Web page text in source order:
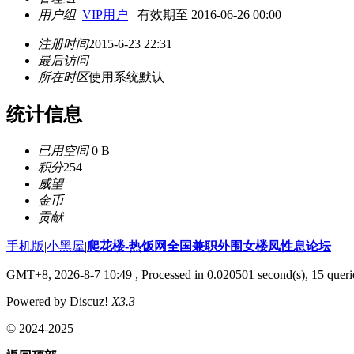
用户组 VIP用户 有效期至 2016-06-26 00:00
注册时间2015-6-23 22:31
最后访问
所在时区使用系统默认
统计信息
已用空间0 B
积分254
威望
金币
贡献
手机版|小黑屋|爬花楼-热饭网全国兼职外围女楼凤性息论坛
GMT+8, 2026-8-7 10:49 , Processed in 0.020501 second(s), 15
Powered by Discuz! X3.3
© 2024-2025